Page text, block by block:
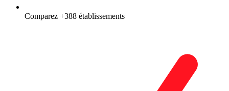
Comparez +388 établissements